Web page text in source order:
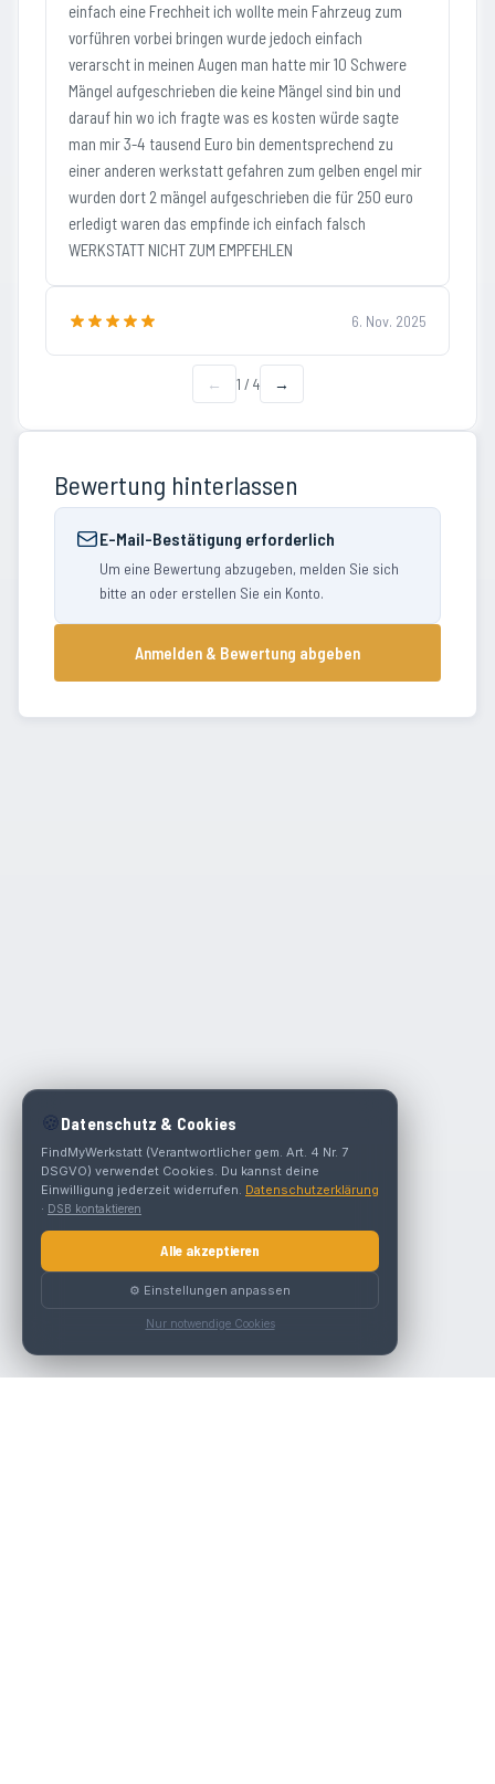
einfach eine Frechheit ich wollte mein Fahrzeug zum
vorführen vorbei bringen wurde jedoch einfach
verarscht in meinen Augen man hatte mir 10 Schwere
Mängel aufgeschrieben die keine Mängel sind bin und
darauf hin wo ich fragte was es kosten würde sagte
man mir 3-4 tausend Euro bin dementsprechend zu
einer anderen werkstatt gefahren zum gelben engel mir
wurden dort 2 mängel aufgeschrieben die für 250 euro
erledigt waren das empfinde ich einfach falsch
WERKSTATT NICHT ZUM EMPFEHLEN
6. Nov. 2025
← 1 / 4 →
Bewertung hinterlassen
E-Mail-Bestätigung erforderlich
Um eine Bewertung abzugeben, melden Sie sich
bitte an oder erstellen Sie ein Konto.
Anmelden & Bewertung abgeben
🍪 Datenschutz & Cookies
FindMyWerkstatt (Verantwortlicher gem. Art. 4 Nr. 7
DSGVO) verwendet Cookies. Du kannst deine
Einwilligung jederzeit widerrufen. Datenschutzerklärung
· DSB kontaktieren
Alle akzeptieren
⚙️ Einstellungen anpassen
Nur notwendige Cookies